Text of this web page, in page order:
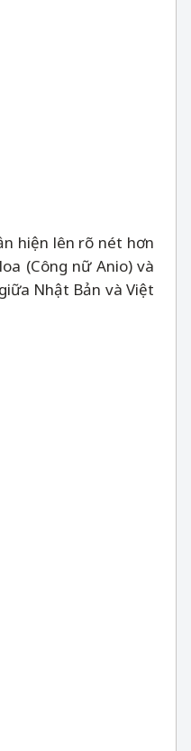
hiện lên rõ nét hơn
(Công nữ Anio) và
Nhật Bản và Việt